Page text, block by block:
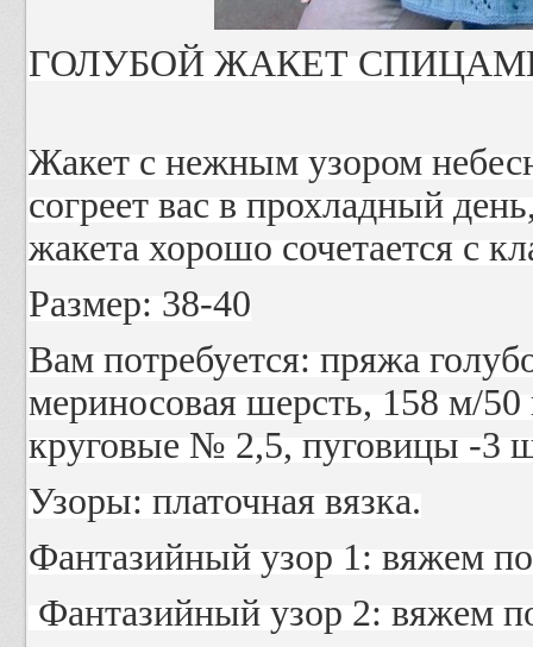
ГОЛУБОЙ ЖАКЕТ СПИЦАМИ
Жакет с нежным узором
согреет вас в прохладный
жакета хорошо сочетается с
Размер: 38-40
Вам потребуется: пряжа
мериносовая шерсть, 158 м/
круговые № 2,5, пуговицы -3
Узоры: платочная вязка.
Фантазийный узор 1: вяжем
Фантазийный узор 2: вяжем